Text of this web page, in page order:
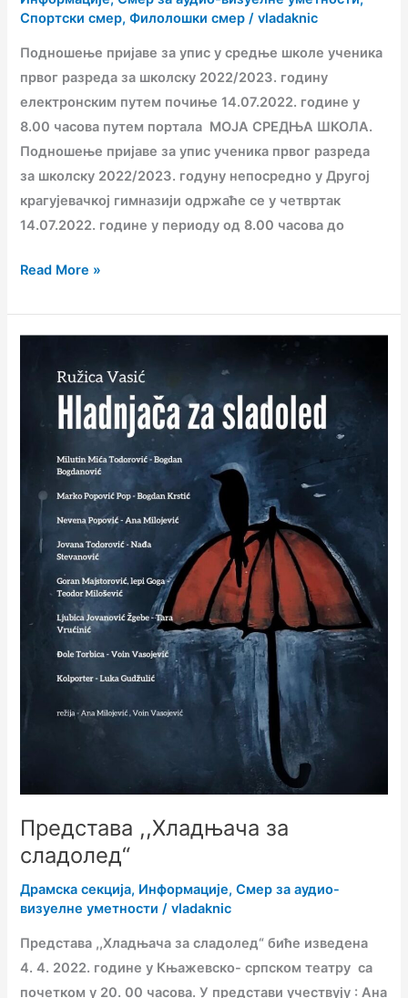
Спортски смер,Филолошки смер /vladaknic
Подношење пријаве за упис у средње школе ученика
првог разреда за школску 2022/2023. годину
електронским путем почиње 14.07.2022. године у
8.00 часова путем портала МОЈА СРЕДЊА ШКОЛА.
Подношење пријаве за упис ученика првог разреда
за школску 2022/2023. годуну непосредно у Другој
крагујевачкој гимназији одржаће се у четвртак
14.07.2022. године у периоду од 8.00 часова до
први
школске
2022/2023.
године
Read More »
Представа ,,Хладњача за
сладолед“
Драмска секција, Информације,Смер за аудио-
визуелне уметности /vladaknic
Представа ,,Хладњача за сладолед“ биће изведена
4. 4. 2022. године у Књажевско- српском театру са
почетком у 20. 00 часова. У представи учествују : Ана
,,Хладњача
сладолед“